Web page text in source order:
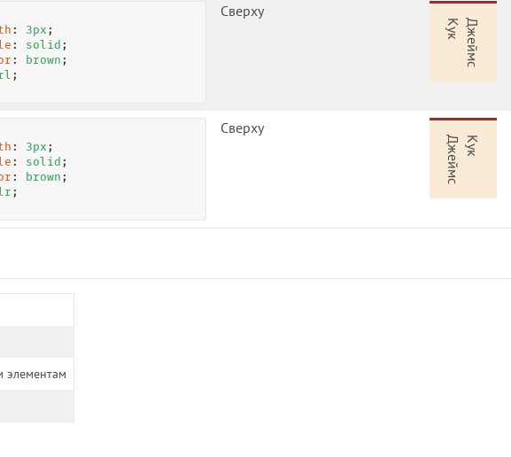
: 3px ;
: solid ;
: brown ;
;
Сверху
Джеймс
Кук
: 3px ;
: solid ;
: brown ;
;
Сверху
Джеймс Кук
элементам